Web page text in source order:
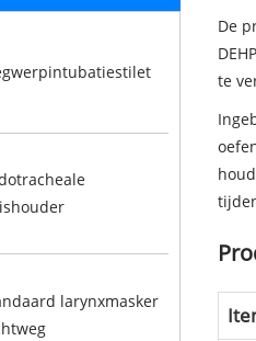
larynxmasker
De
te